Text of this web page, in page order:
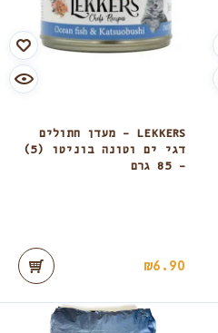
LEKKERS – מעדן חתולים
דגי ים וטונה בוניטו (5)
– 85 גרם
₪6.90